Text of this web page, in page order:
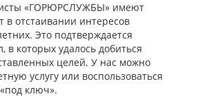
«ГОРЮРСЛУЖБЫ» имеют
отстаивании интересов
Это подтверждается
в которых удалось добиться
целей. У нас можно
услугу или воспользоваться
ключ».